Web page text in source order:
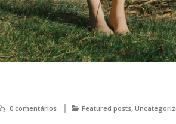
0 comentários Featured posts,